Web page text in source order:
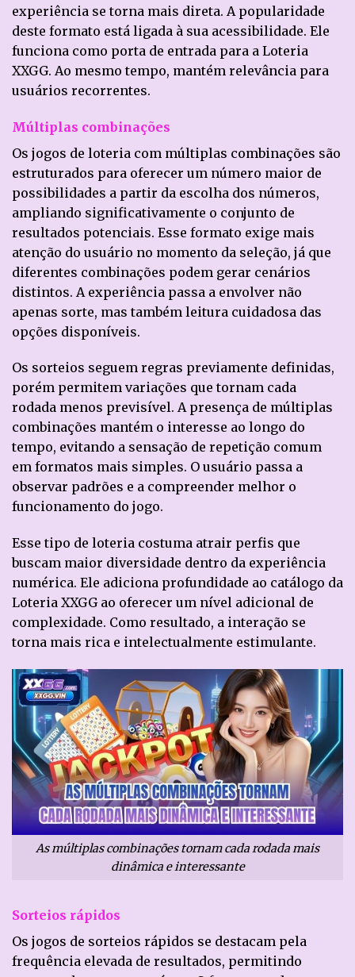
experiência se torna mais direta. A popularidade
deste formato está ligada à sua acessibilidade. Ele
funciona como porta de entrada para a Loteria
XXGG. Ao mesmo tempo, mantém relevância para
usuários recorrentes.
Múltiplas combinações
Os jogos de loteria com múltiplas combinações são
estruturados para oferecer um número maior de
possibilidades a partir da escolha dos números,
ampliando significativamente o conjunto de
resultados potenciais. Esse formato exige mais
atenção do usuário no momento da seleção, já que
diferentes combinações podem gerar cenários
distintos. A experiência passa a envolver não
apenas sorte, mas também leitura cuidadosa das
opções disponíveis.
Os sorteios seguem regras previamente definidas,
porém permitem variações que tornam cada
rodada menos previsível. A presença de múltiplas
combinações mantém o interesse ao longo do
tempo, evitando a sensação de repetição comum
em formatos mais simples. O usuário passa a
observar padrões e a compreender melhor o
funcionamento do jogo.
Esse tipo de loteria costuma atrair perfis que
buscam maior diversidade dentro da experiência
numérica. Ele adiciona profundidade ao catálogo da
Loteria XXGG ao oferecer um nível adicional de
complexidade. Como resultado, a interação se
torna mais rica e intelectualmente estimulante.
As múltiplas combinações tornam cada rodada mais
dinâmica e interessante
Sorteios rápidos
Os jogos de sorteios rápidos se destacam pela
frequência elevada de resultados, permitindo